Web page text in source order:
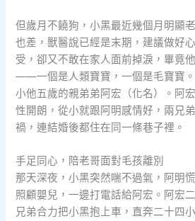
但歲月不饒狗，小黑最近幾個月明顯
也差，獸醫說已經是末期，建議做好
受，卻又不敢在家人面前掉淚，畢竟
——一個是人類寶寶，一個是毛寶寶
小他五歲的親弟弟阿宏（化名）。阿
性開朗，從小就跟阿明感情好，兩兄
禍，連結婚後都住在同一條巷子裡。
手足同心，陪老哥面對毛孩離別
那天深夜，小黑突然喘不過氣，阿明
照顧嬰兒，一邊打電話給阿宏。阿宏
兄弟合力把小黑抱上車，直奔二十四